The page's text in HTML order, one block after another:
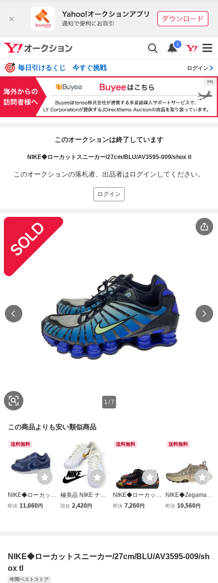
i
毎日引けるくじ 今すぐ挑戦 ログイン
このオークションは終了しています
NIKE◆ローカットスニーカー/27cm/BLU/AV3595-009/shox tl
このオークションの落札者、出品者はログインしてください。
ログイン
1 /7
この商品よりも安い類似商品
送料無料
NIKE◆ローカット
スニーカー/27cm/
即決 11,660円
極美品 NIKE ナイ
キ AO2810-109 C
現在 2,420円
送料無料
NIKE◆ローカット
スニーカー/27cm/
即決 7,260円
送料無料
NIKE◆Zegama Tr
ail 2/ローカットス
即決 10,560円
NIKE◆ローカットスニーカー/27cm/BLU/AV3595-009/sh
ox tl
年間ベストストア